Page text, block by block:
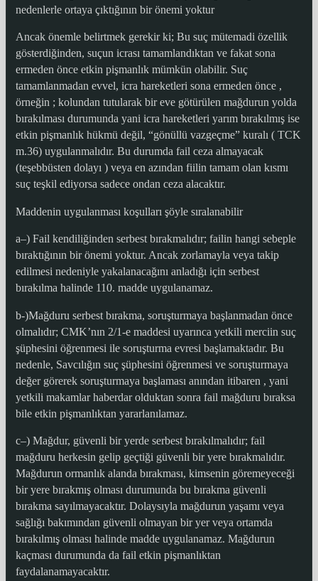
nedenlerle ortaya çıktığının bir önemi yoktur
Ancak önemle belirtmek gerekir ki; Bu suç mütemadi özellik
gösterdiğinden, suçun icrası tamamlandıktan ve fakat sona
ermeden önce etkin pişmanlık mümkün olabilir. Suç
tamamlanmadan evvel, icra hareketleri sona ermeden önce ,
örneğin ; kolundan tutularak bir eve götürülen mağdurun yolda
bırakılması durumunda yani icra hareketleri yarım bırakılmış ise
etkin pişmanlık hükmü değil, “gönüllü vazgeçme” kuralı ( TCK
m.36) uygulanmalıdır. Bu durumda fail ceza almayacak
(teşebbüsten dolayı ) veya en azından fiilin tamam olan kısmı
suç teşkil ediyorsa sadece ondan ceza alacaktır.
Maddenin uygulanması koşulları şöyle sıralanabilir
a–) Fail kendiliğinden serbest bırakmalıdır; failin hangi sebeple
bıraktığının bir önemi yoktur. Ancak zorlamayla veya takip
edilmesi nedeniyle yakalanacağını anladığı için serbest
bırakılma halinde 110. madde uygulanamaz.
b-)Mağduru serbest bırakma, soruşturmaya başlanmadan önce
olmalıdır; CMK’nın 2/1-e maddesi uyarınca yetkili merciin suç
şüphesini öğrenmesi ile soruşturma evresi başlamaktadır. Bu
nedenle, Savcılığın suç şüphesini öğrenmesi ve soruşturmaya
değer görerek soruşturmaya başlaması anından itibaren , yani
yetkili makamlar haberdar olduktan sonra fail mağduru bıraksa
bile etkin pişmanlıktan yararlanılamaz.
c–) Mağdur, güvenli bir yerde serbest bırakılmalıdır; fail
mağduru herkesin gelip geçtiği güvenli bir yere bırakmalıdır.
Mağdurun ormanlık alanda bırakması, kimsenin göremeyeceği
bir yere bırakmış olması durumunda bu bırakma güvenli
bırakma sayılmayacaktır. Dolaysıyla mağdurun yaşamı veya
sağlığı bakımından güvenli olmayan bir yer veya ortamda
bırakılmış olması halinde madde uygulanamaz. Mağdurun
kaçması durumunda da fail etkin pişmanlıktan
faydalanamayacaktır.